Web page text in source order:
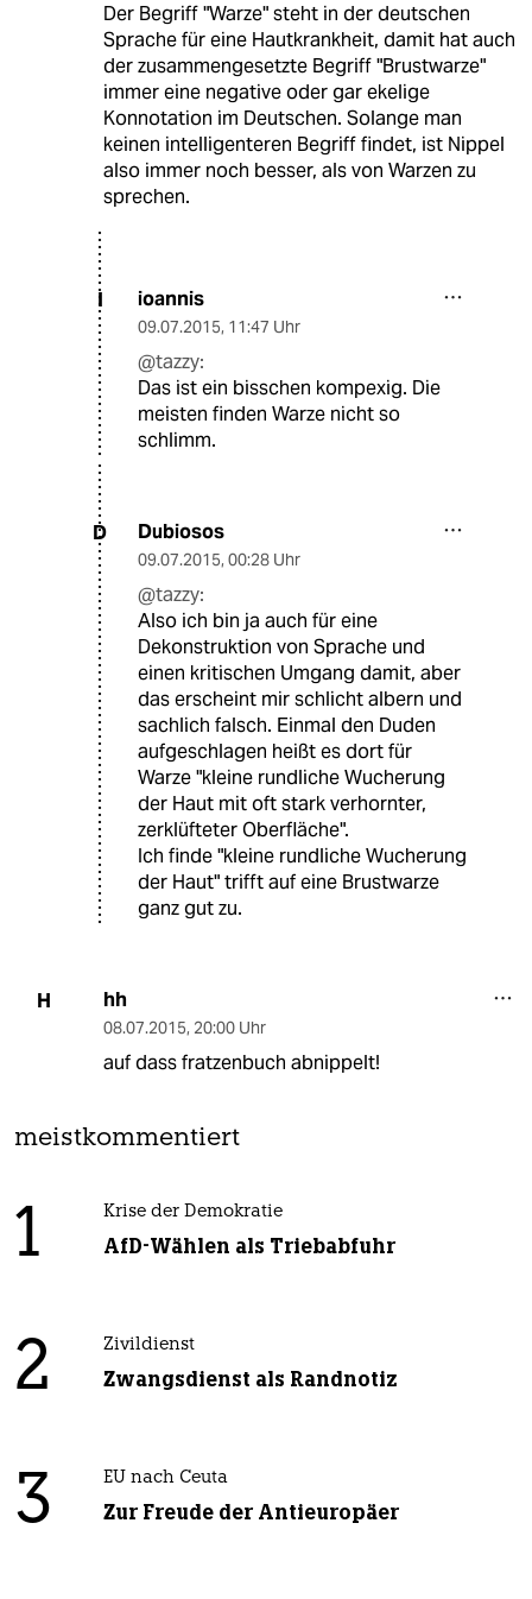
Der Begriff "Warze" steht in der deutschen
Sprache für eine Hautkrankheit, damit hat auch
der zusammengesetzte Begriff "Brustwarze"
immer eine negative oder gar ekelige
Konnotation im Deutschen. Solange man
keinen intelligenteren Begriff findet, ist Nippel
also immer noch besser, als von Warzen zu
sprechen.
I ioannis
09.07.2015, 11:47 Uhr
@tazzy:
Das ist ein bisschen kompexig. Die
meisten finden Warze nicht so
schlimm.
D Dubiosos
09.07.2015, 00:28 Uhr
@tazzy:
Also ich bin ja auch für eine
Dekonstruktion von Sprache und
einen kritischen Umgang damit, aber
das erscheint mir schlicht albern und
sachlich falsch. Einmal den Duden
aufgeschlagen heißt es dort für
Warze "kleine rundliche Wucherung
der Haut mit oft stark verhornter,
zerklüfteter Oberfläche".
Ich finde "kleine rundliche Wucherung
der Haut" trifft auf eine Brustwarze
ganz gut zu.
H hh
08.07.2015, 20:00 Uhr
auf dass fratzenbuch abnippelt!
meistkommentiert
1 Krise der Demokratie
AfD-Wählen als Triebabfuhr
2 Zivildienst
Zwangsdienst als Randnotiz
3 EU nach Ceuta
Zur Freude der Antieuropäer